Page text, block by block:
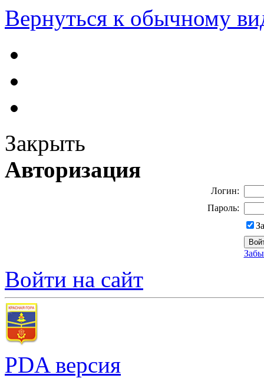
Вернуться к обычному
Закрыть
Авторизация
Логин:
Пароль:
Войти на сайт
PDA версия